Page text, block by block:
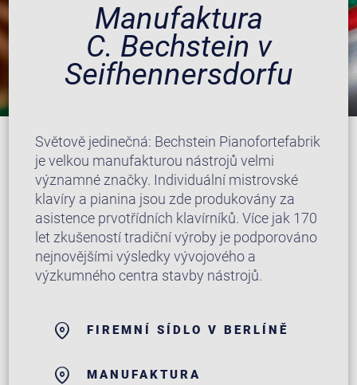
Manufaktura
C. Bechstein v
Seifhennersdorfu
Světově jedinečná: Bechstein Pianofortefabrik
je velkou manufakturou nástrojů velmi
významné značky. Individuální mistrovské
klavíry a pianina jsou zde produkovány za
asistence prvotřídních klavírníků. Více jak 170
let zkušeností tradiční výroby je podporováno
nejnovějšími výsledky vývojového a
výzkumného centra stavby nástrojů.
FIREMNÍ SÍDLO V BERLÍNĚ
MANUFAKTURA